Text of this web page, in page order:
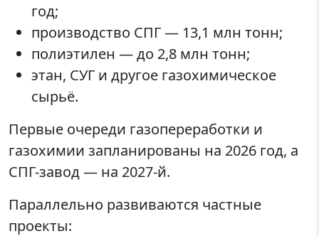
год;
производство СПГ — 13,1 млн тонн;
полиэтилен — до 2,8 млн тонн;
этан, СУГ и другое газохимическое
сырьё.
Первые очереди газопереработки и
газохимии запланированы на 2026 год, а
СПГ-завод — на 2027-й.
Параллельно развиваются частные
проекты: